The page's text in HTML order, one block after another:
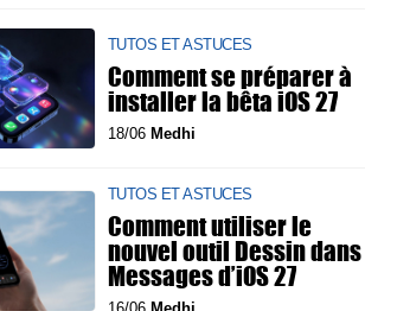
TUTOS ET ASTUCES
Comment se préparer à
installer la bêta iOS 27
18/06 Medhi
TUTOS ET ASTUCES
Comment utiliser le
nouvel outil Dessin dans
Messages d’iOS 27